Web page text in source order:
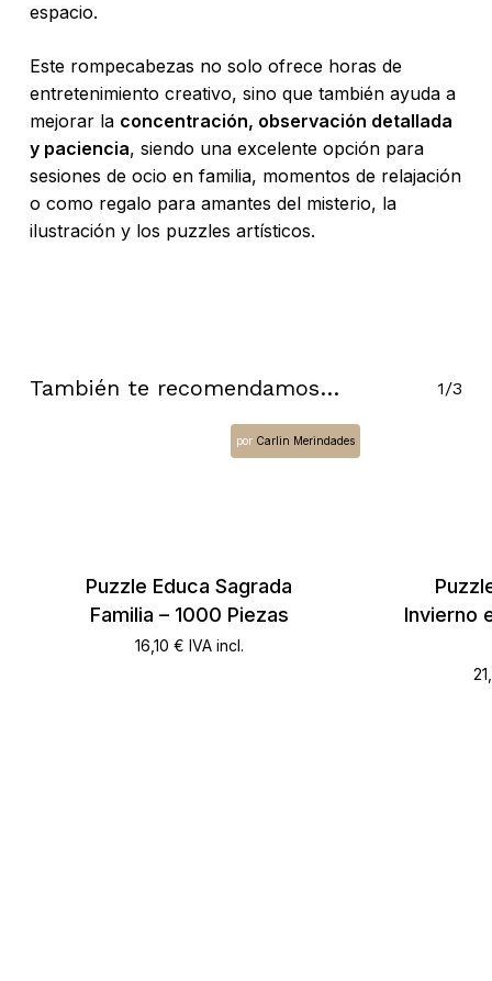
espacio.
Este rompecabezas no solo ofrece horas de
entretenimiento creativo, sino que también ayuda a
mejorar la concentración, observación detallada
y paciencia, siendo una excelente opción para
sesiones de ocio en familia, momentos de relajación
o como regalo para amantes del misterio, la
ilustración y los puzzles artísticos.
También te recomendamos… 1/3
Puzzle Educa Sagrada
Familia – 1000 Piezas
16,10 € IVA incl.
por Carlin Merindades
Invierno